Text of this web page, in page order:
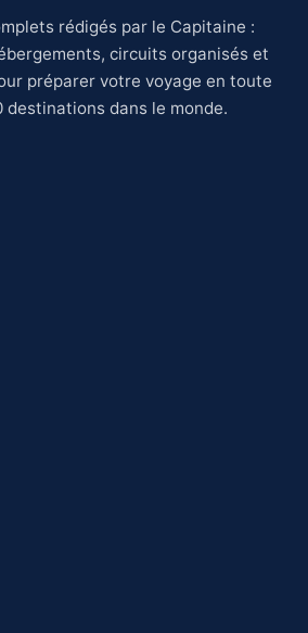
rédigés par le Capitaine :
circuits organisés et
préparer votre voyage en toute
destinations dans le monde.